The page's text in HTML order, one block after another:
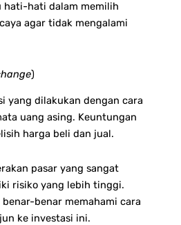
hati-hati dalam memilih
agar tidak mengalami
)
yang dilakukan dengan cara
uang asing. Keuntungan
harga beli dan jual.
pasar yang sangat
risiko yang lebih tinggi.
benar memahami cara
ke investasi ini.